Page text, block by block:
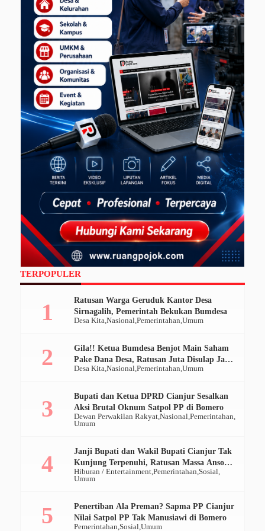
TERPOPULER
Desa Kita Nasional Pemerintahan Umum
Ratusan Warga Geruduk Kantor Desa
Sirnagalih, Pemerintah Bekukan Bumdesa
Desa Kita Nasional Pemerintahan Umum
Gila!! Ketua Bumdesa Benjot Main Saham
Pake Dana Desa, Ratusan Juta Disulap Jadi
Ratusan Ribu
Dewan Perwakilan Rakyat Nasional Pemerintahan
Umum
Bupati dan Ketua DPRD Cianjur Sesalkan
Aksi Brutal Oknum Satpol PP di Bomero
Hiburan / Entertainment Pemerintahan Sosial
Umum
Janji Bupati dan Wakil Bupati Cianjur Tak
Kunjung Terpenuhi, Ratusan Massa Ansor
Geruduk Pendopo
Pemerintahan Sosial Umum
Penertiban Ala Preman? Sapma PP Cianjur
Nilai Satpol PP Tak Manusiawi di Bomero